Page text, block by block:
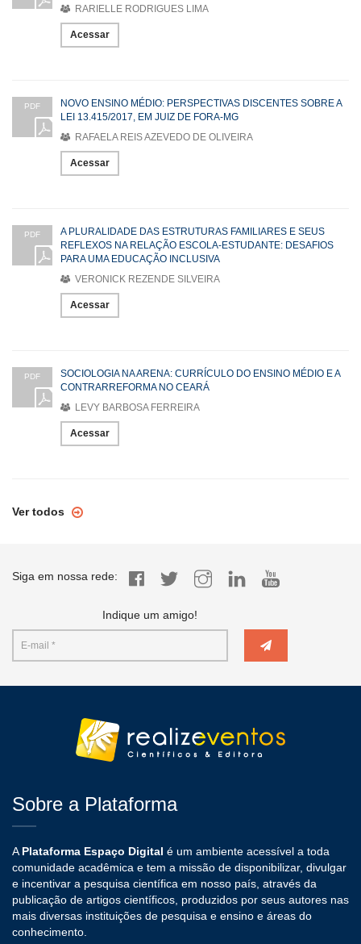
RARIELLE RODRIGUES LIMA
Acessar
PDF
NOVO ENSINO MÉDIO: PERSPECTIVAS DISCENTES SOBRE A
LEI 13.415/2017, EM JUIZ DE FORA-MG
RAFAELA REIS AZEVEDO DE OLIVEIRA
Acessar
PDF
A PLURALIDADE DAS ESTRUTURAS FAMILIARES E SEUS
REFLEXOS NA RELAÇÃO ESCOLA-ESTUDANTE: DESAFIOS
PARA UMA EDUCAÇÃO INCLUSIVA
VERONICK REZENDE SILVEIRA
Acessar
PDF
SOCIOLOGIA NA ARENA: CURRÍCULO DO ENSINO MÉDIO E A
CONTRARREFORMA NO CEARÁ
LEVY BARBOSA FERREIRA
Acessar
Ver todos
Siga em nossa rede:
Indique um amigo!
Sobre a Plataforma
A Plataforma Espaço Digital é um ambiente acessível a toda
comunidade acadêmica e tem a missão de disponibilizar, divulgar
e incentivar a pesquisa científica em nosso país, através da
publicação de artigos científicos, produzidos por seus autores nas
mais diversas instituições de pesquisa e ensino e áreas do
conhecimento.